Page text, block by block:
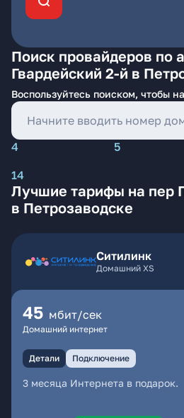
Поиск провайдеров по
Гвардейский 2-й в
Воспользуйтесь поиском, чтобы
4 5
14
Лучшие тарифы на пер
в Петрозаводске
Ситилинк
Домашний XS
45 мбит/сек
Домашний интернет
Детали Подключение
3 месяца Интернета в подарок.